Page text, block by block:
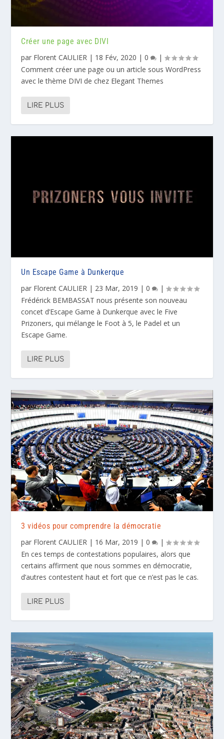
Créer une page avec DIVI
par Florent CAULIER | 18 Fév, 2020 |0
|
Comment créer une page ou un article sous WordPress
avec le thème DIVI de chez Elegant Themes
LIRE PLUS
Un Escape Game à Dunkerque
par Florent CAULIER | 23 Mar, 2019 |0
|
Frédérick BEMBASSAT nous présente son nouveau
concet d’Escape Game à Dunkerque avec le Five
Prizoners, qui mélange le Foot à 5, le Padel et un
Escape Game.
LIRE PLUS
3 vidéos pour comprendre la démocratie
par Florent CAULIER | 16 Mar, 2019 |0
|
En ces temps de contestations populaires, alors que
certains affirment que nous sommes en démocratie,
d’autres contestent haut et fort que ce n’est pas le cas.
LIRE PLUS